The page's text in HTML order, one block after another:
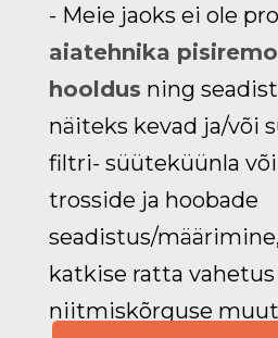
- Meie jaoks ei ole
aiatehnika
hooldus ning
näiteks kevad ja/või
filtri- süüteküünla
trosside ja hoobade
seadistus/
katkise ratta vahetus
niitmiskõrguse